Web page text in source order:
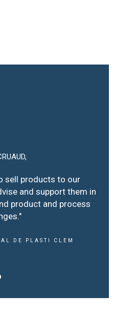
sell products to our
and support them in
product and process
DE PLASTI CLEM